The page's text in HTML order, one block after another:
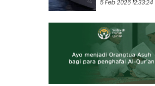
5 Feb 2026 12:33:24